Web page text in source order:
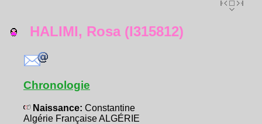
HALIMI, Rosa (I315812)
Chronologie
Naissance: Constantine
Algérie Française ALGÉRIE